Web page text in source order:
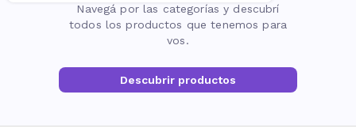
Navegá por las categorías y descubrí
todos los productos que tenemos para
vos.
Descubrir productos